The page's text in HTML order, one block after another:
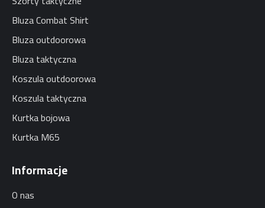
Bluza Combat Shirt
Bluza outdoorowa
Bluza taktyczna
Koszula outdoorowa
Koszula taktyczna
Kurtka bojowa
Kurtka M65
Informacje
O nas